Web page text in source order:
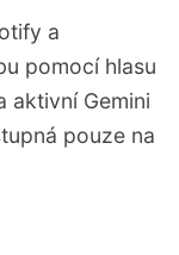
a
pomocí hlasu
aktivní Gemini
pouze na